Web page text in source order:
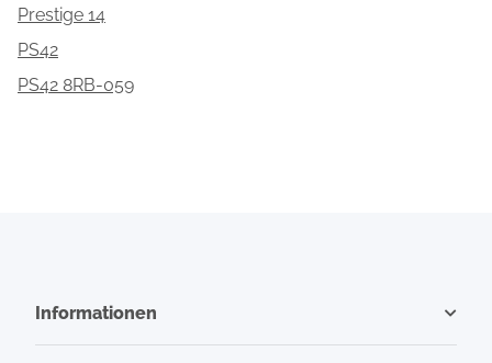
Prestige 14
PS42
PS42 8RB-059
Informationen